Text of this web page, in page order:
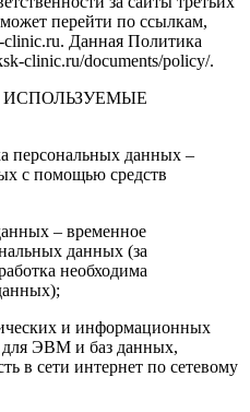
перейти по ссылкам,
Данная Политика
clinic.ru/documents/policy/.
персональных данных –
с помощью средств
– временное
данных (за
необходима
и информационных
для ЭВМ и баз данных,
в сети интернет по сетевому